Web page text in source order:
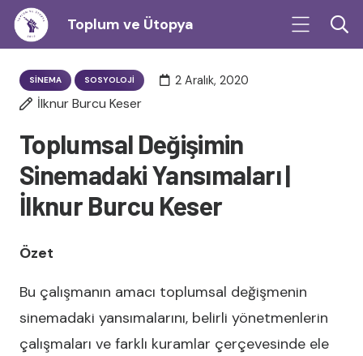
Toplum ve Ütopya
SINEMA SOSYOLOJI 2 Aralık, 2020
İlknur Burcu Keser
Toplumsal Değişimin
Sinemadaki Yansımaları |
İlknur Burcu Keser
Özet
Bu çalışmanın amacı toplumsal değişmenin
sinemadaki yansımalarını, belirli yönetmenlerin
çalışmaları ve farklı kuramlar çerçevesinde ele